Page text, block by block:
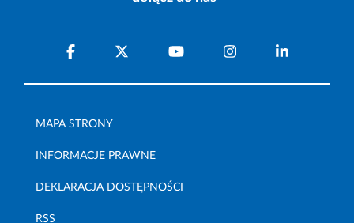
MAPA STRONY
INFORMACJE PRAWNE
DEKLARACJA DOSTĘPNOŚCI
RSS